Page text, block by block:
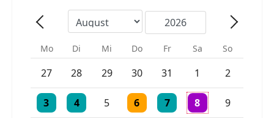
Mo Di Mi Do Fr Sa So
27 28 29 30
Einzelne Veranstaltung
31
Einzelne Veranstaltung
1 2
3
Einzelne Veranstaltung
4
Einzelne Veranstaltung
5 6
Einzelne Veranstaltung
7
Einzelne Veranstaltung
8
3 Veranstaltungen
9